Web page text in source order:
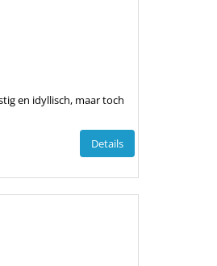
en idyllisch, maar toch
Details